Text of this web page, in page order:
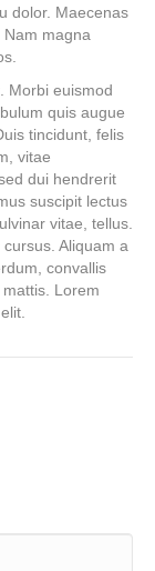
dolor. Maecenas
magna
Morbi euismod
quis augue
tincidunt, felis
vitae
dui hendrerit
suscipit lectus
vitae, tellus.
Aliquam a
convallis
Lorem